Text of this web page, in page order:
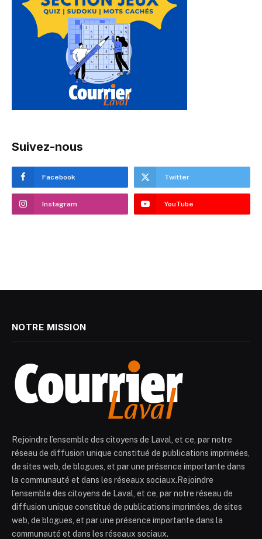
Suivez-nous
Facebook Twitter
Instagram YouTube
NOTRE MISSION
Rejoindre l’ensemble des citoyens de Laval, et ce, par notre
réseau de diffusion unique constitué de publications imprimées,
de sites web, de blogues, et par une présence importante dans
la communauté et dans les réseaux sociaux.Rejoindre
l’ensemble des citoyens de Laval, et ce, par notre réseau de
diffusion unique constitué de publications imprimées, de sites
web, de blogues, et par une présence importante dans la
communauté et dans les réseaux sociaux.